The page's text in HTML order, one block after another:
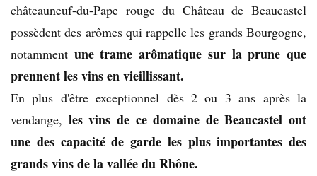
châteauneuf-du-Pape rouge du Château de Beaucastel
possèdent des arômes qui rappelle les grands Bourgogne,
notamment une trame arômatique sur la prune que
prennent les vins en vieillissant.
En plus d'être exceptionnel dès 2 ou 3 ans après la
vendange, les vins de ce domaine de Beaucastel ont
une des capacité de garde les plus importantes des
grands vins de la vallée du Rhône.